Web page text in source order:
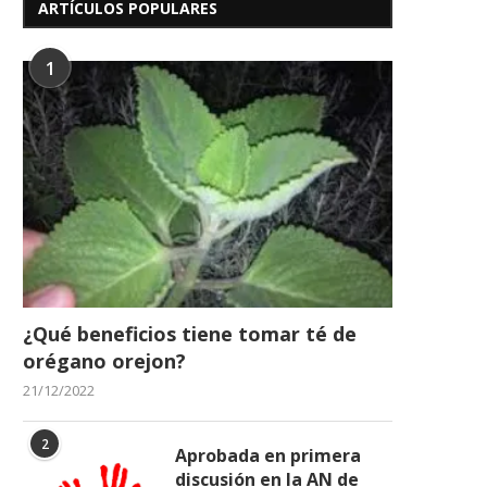
ARTÍCULOS POPULARES
1
¿Qué beneficios tiene tomar té de
orégano orejon?
21/12/2022
2
Aprobada en primera
discusión en la AN de